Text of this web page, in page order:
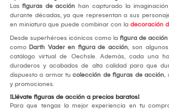
Las figuras de acción han capturado la
durante décadas, ya que representan a sus
en miniatura que puede combinar con la decoración
Desde superhéroes icónicos como la figura de acción
como Darth Vader en figura de acción, son
catálogo virtual de Oechsle. Además, cada una
duraderos y acabados de alta calidad para que
dispuesto a armar tu colección de figuras de acción,
y promociones.
¡Llévate figuras de acción a precios baratos!
Para que tengas la mejor experiencia en tu